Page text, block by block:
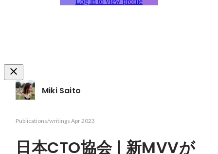
Miki Saito
Publications/writings Apr 2023
日本CTO協会 | 新MVVが